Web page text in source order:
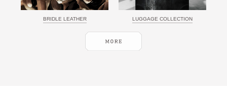
BRIDLE LEATHER LUGGAGE COLLECTION